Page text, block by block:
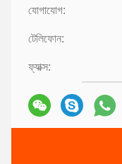
যোগাযোগ:
টেলিফোন:
ফ্যাক্স: